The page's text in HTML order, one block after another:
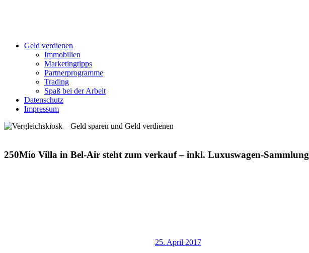
Geld verdienen
Immobilien
Marketingtipps
Partnerprogramme
Trading
Spaß bei der Arbeit
Datenschutz
Impressum
250Mio Villa in Bel-Air steht zum verkauf – inkl. Luxuswagen-Sammlung
25. April 2017